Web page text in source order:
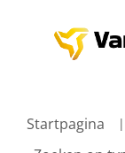
Startpagina